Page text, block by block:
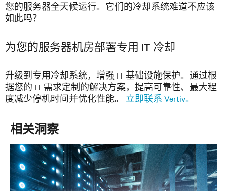
您的服务器全天候运行。它们的冷却系统难道不应该
如此吗？
为您的服务器机房部署专用 IT 冷却
升级到专用冷却系统，增强 IT 基础设施保护。通过根
据您的 IT 需求定制的解决方案，提高可靠性、最大程
度减少停机时间并优化性能。 立即联系 Vertiv。
相关洞察